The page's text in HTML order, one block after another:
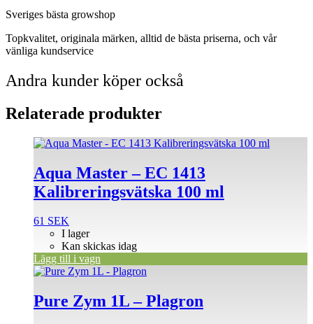
Sveriges bästa growshop
Topkvalitet, originala märken, alltid de bästa priserna, och vår
vänliga kundservice
Andra kunder köper också
Relaterade produkter
Aqua Master – EC 1413
Kalibreringsvätska 100 ml
61 SEK
I lager
Kan skickas idag
Lägg till i vagn
Pure Zym 1L – Plagron